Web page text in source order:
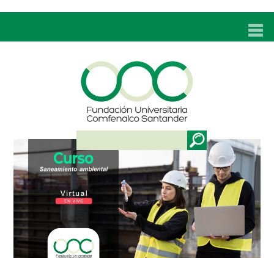
UNC
ADMISIONES
PROGRAMAS
TÉCNICOS LABORALES
BIENESTAR
BIBLIOTECA
INVESTIGACIONES